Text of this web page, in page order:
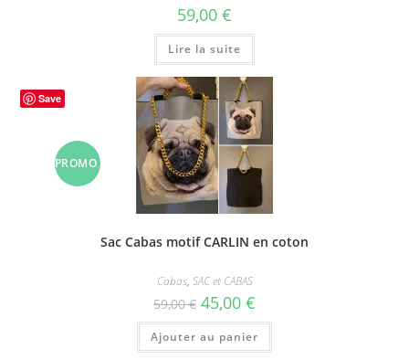
59,00 €
Lire la suite
Save
PROMO
Sac Cabas motif CARLIN en coton
Cabas, SAC et CABAS
59,00€ Le
prix
initial
était :
59,00 €.
45,00 €
actuel
est :
45,00 €.
Ajouter au panier